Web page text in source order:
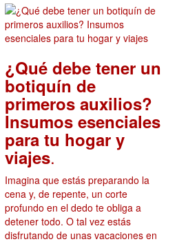
¿Qué debe tener un
botiquín de
primeros auxilios?
Insumos esenciales
para tu hogar y
viajes.
Imagina que estás preparando la
cena y, de repente, un corte
profundo en el dedo te obliga a
detener todo. O tal vez estás
disfrutando de unas vacaciones en